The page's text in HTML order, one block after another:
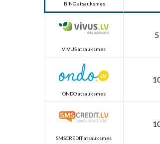
BINO atsauksmes
VIVUS atsauksmes
ONDO atsauksmes
SMSCREDIT atsauksmes